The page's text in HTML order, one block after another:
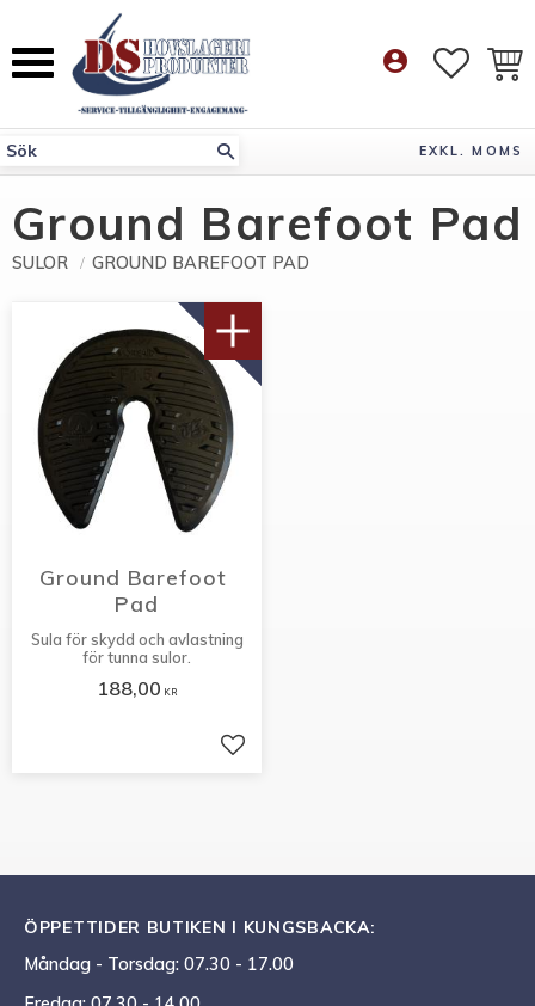
Meny account_circle
EXKL. MOMS
Ground Barefoot Pad
SULOR GROUND BAREFOOT PAD
Ground Barefoot
Pad
Sula för skydd och avlastning
för tunna sulor.
188,00 KR
NYHET!
Lägg till i favoriter
ÖPPETTIDER BUTIKEN I KUNGSBACKA:
Måndag - Torsdag: 07.30 - 17.00